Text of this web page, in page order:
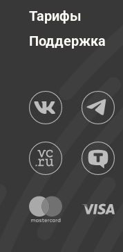
Тарифы
Поддержка